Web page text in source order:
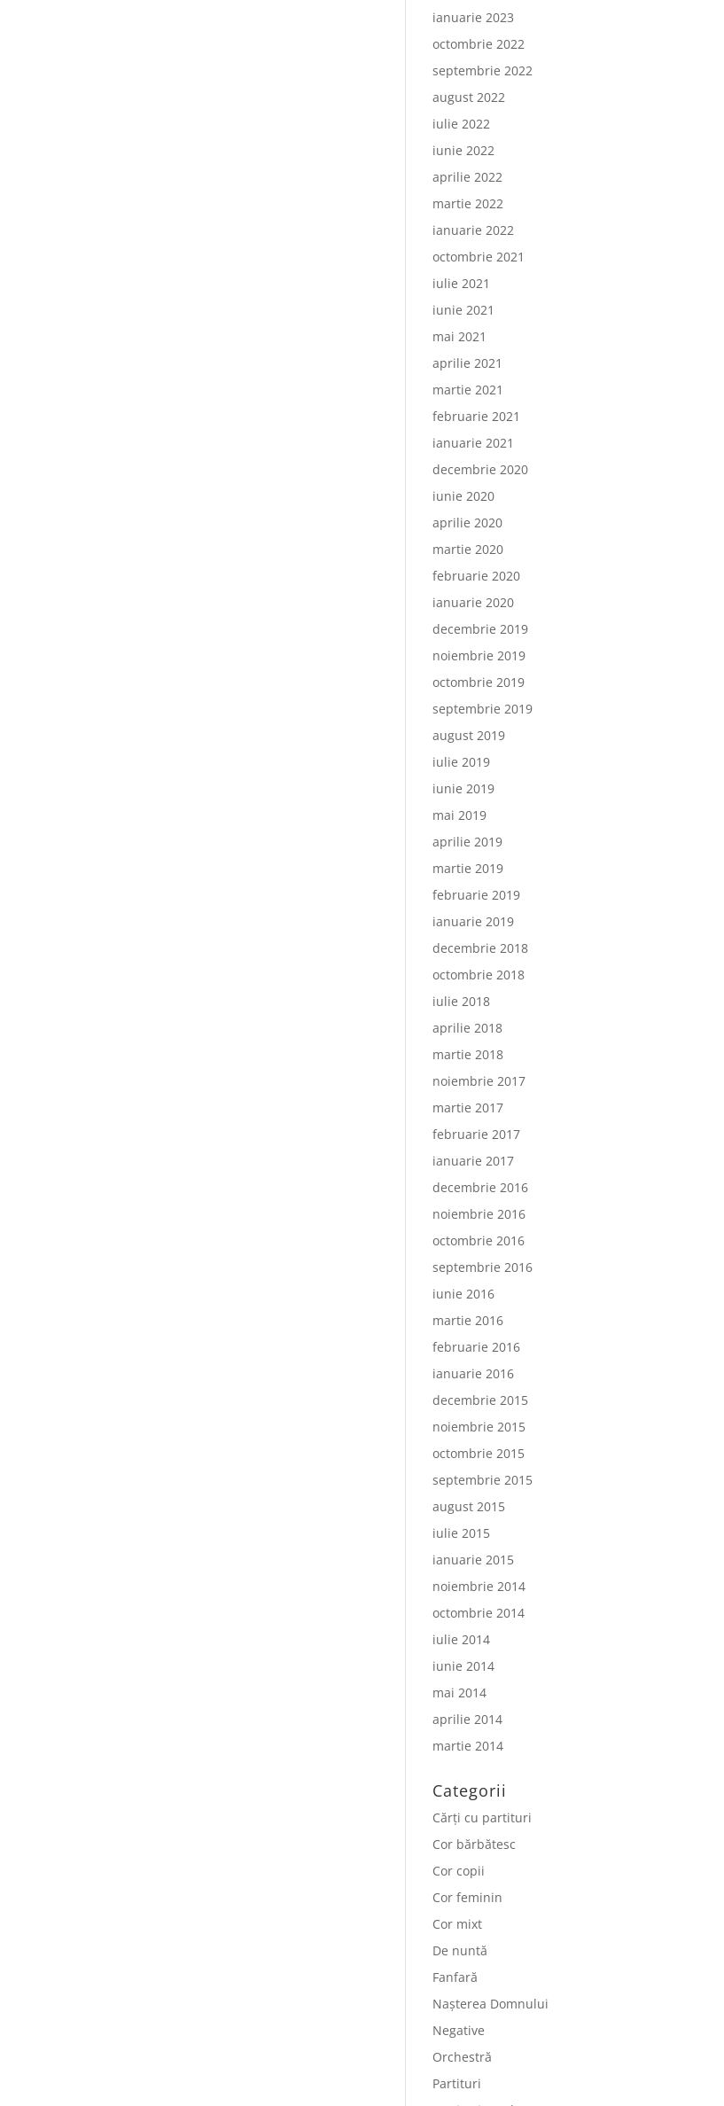
ianuarie 2023
octombrie 2022
septembrie 2022
august 2022
iulie 2022
iunie 2022
aprilie 2022
martie 2022
ianuarie 2022
octombrie 2021
iulie 2021
iunie 2021
mai 2021
aprilie 2021
martie 2021
februarie 2021
ianuarie 2021
decembrie 2020
iunie 2020
aprilie 2020
martie 2020
februarie 2020
ianuarie 2020
decembrie 2019
noiembrie 2019
octombrie 2019
septembrie 2019
august 2019
iulie 2019
iunie 2019
mai 2019
aprilie 2019
martie 2019
februarie 2019
ianuarie 2019
decembrie 2018
octombrie 2018
iulie 2018
aprilie 2018
martie 2018
noiembrie 2017
martie 2017
februarie 2017
ianuarie 2017
decembrie 2016
noiembrie 2016
octombrie 2016
septembrie 2016
iunie 2016
martie 2016
februarie 2016
ianuarie 2016
decembrie 2015
noiembrie 2015
octombrie 2015
septembrie 2015
august 2015
iulie 2015
ianuarie 2015
noiembrie 2014
octombrie 2014
iulie 2014
iunie 2014
mai 2014
aprilie 2014
martie 2014
Categorii
Cărți cu partituri
Cor bărbătesc
Cor copii
Cor feminin
Cor mixt
De nuntă
Fanfară
Nașterea Domnului
Negative
Orchestră
Partituri